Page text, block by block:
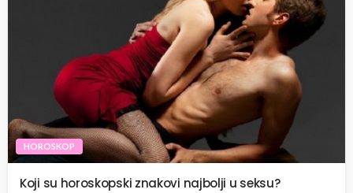
HOROSKOP
Koji su horoskopski znakovi najbolji u seksu?